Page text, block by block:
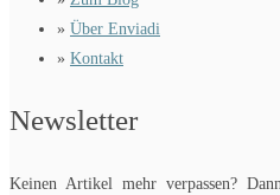
» Über Enviadi
» Kontakt
Newsletter
Keinen Artikel mehr verpassen?